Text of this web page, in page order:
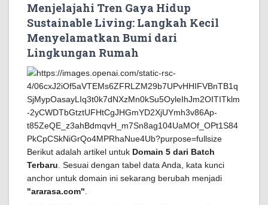
Menjelajahi Tren Gaya Hidup
Sustainable Living: Langkah Kecil
Menyelamatkan Bumi dari
Lingkungan Rumah
Berikut adalah artikel untuk Domain 5 dari Batch
Terbaru . Sesuai dengan tabel data Anda, kata kunci
anchor untuk domain ini sekarang berubah menjadi
"ararasa.com"